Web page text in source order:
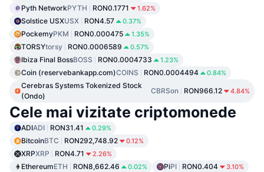
Pyth NetworkPYTH RON0.1771 1.62%
Solstice USXUSX RON4.57 0.37%
PockemyPKM RON0.000475 1.35%
TORSYtorsy RON0.0006589 0.57%
Ibiza Final BossBOSS RON0.0004733 1.23%
Coin (reservebankapp.com)COINS RON0.0004494 0.84%
Cerebras Systems Tokenized Stock
(Ondo)
CBRSon RON966.12 4.84%
Cele mai vizitate criptomonede
ADIADI RON31.41 0.29%
BitcoinBTC RON292,748.92 0.12%
XRPXRP RON4.71 2.26%
EthereumETH RON8,662.46 0.02% PiPI RON0.404 3.10%